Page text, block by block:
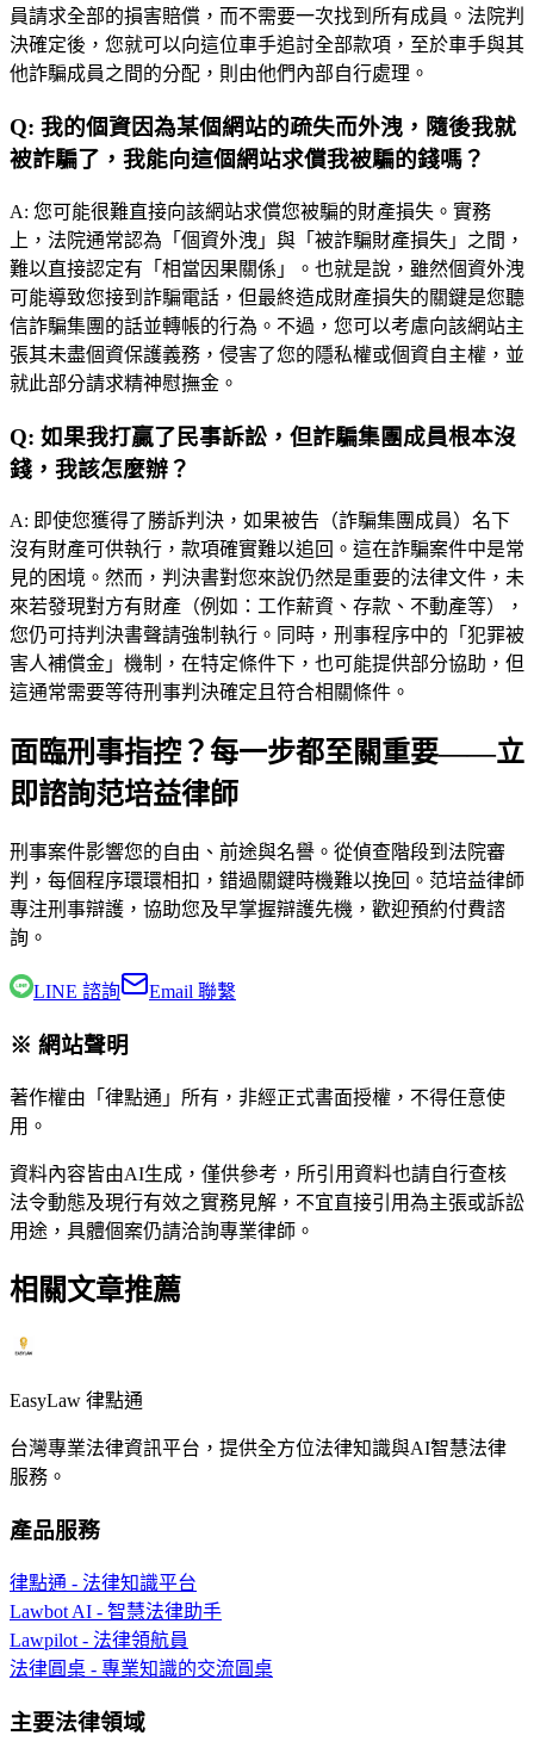
員請求全部的損害賠償，而不需要一次找到所有成員。法院判
決確定後，您就可以向這位車手追討全部款項，至於車手與其
他詐騙成員之間的分配，則由他們內部自行處理。
Q: 我的個資因為某個網站的疏失而外洩，隨後我就
被詐騙了，我能向這個網站求償我被騙的錢嗎？
A: 您可能很難直接向該網站求償您被騙的財產損失。實務
上，法院通常認為「個資外洩」與「被詐騙財產損失」之間，
難以直接認定有「相當因果關係」。也就是說，雖然個資外洩
可能導致您接到詐騙電話，但最終造成財產損失的關鍵是您聽
信詐騙集團的話並轉帳的行為。不過，您可以考慮向該網站主
張其未盡個資保護義務，侵害了您的隱私權或個資自主權，並
就此部分請求精神慰撫金。
Q: 如果我打贏了民事訴訟，但詐騙集團成員根本沒
錢，我該怎麼辦？
A: 即使您獲得了勝訴判決，如果被告（詐騙集團成員）名下
沒有財產可供執行，款項確實難以追回。這在詐騙案件中是常
見的困境。然而，判決書對您來說仍然是重要的法律文件，未
來若發現對方有財產（例如：工作薪資、存款、不動產等），
您仍可持判決書聲請強制執行。同時，刑事程序中的「犯罪被
害人補償金」機制，在特定條件下，也可能提供部分協助，但
這通常需要等待刑事判決確定且符合相關條件。
面臨刑事指控？每一步都至關重要——立
即諮詢范培益律師
刑事案件影響您的自由、前途與名譽。從偵查階段到法院審
判，每個程序環環相扣，錯過關鍵時機難以挽回。 范培益律師
專注刑事辯護，協助您及早掌握辯護先機，歡迎預約付費諮
詢。
LINE 諮詢 Email 聯繫
※ 網站聲明
著作權由「律點通」所有，非經正式書面授權，不得任意使
用。
資料內容皆由AI生成，僅供參考，所引用資料也請自行查核
法令動態及現行有效之實務見解，不宜直接引用為主張或訴訟
用途，具體個案仍請洽詢專業律師。
相關文章推薦
EasyLaw 律點通
台灣專業法律資訊平台，提供全方位法律知識與AI智慧法律
服務。
產品服務
律點通 - 法律知識平台
Lawbot AI - 智慧法律助手
Lawpilot - 法律領航員
法律圓桌 - 專業知識的交流圓桌
主要法律領域